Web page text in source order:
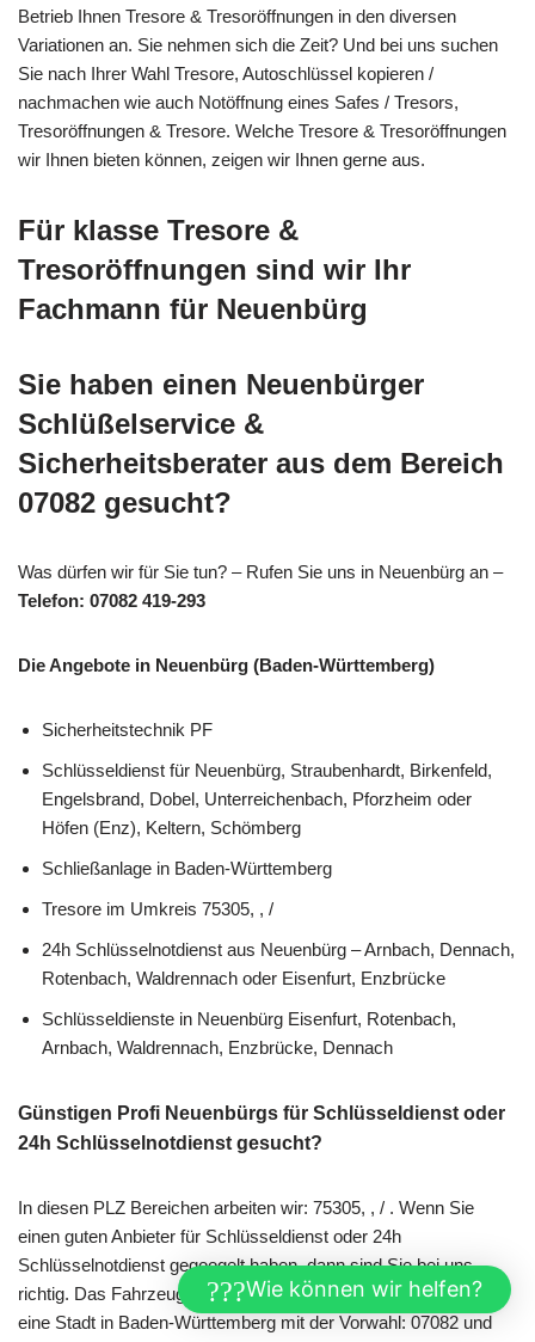
Betrieb Ihnen Tresore & Tresoröffnungen in den diversen
Variationen an. Sie nehmen sich die Zeit? Und bei uns suchen
Sie nach Ihrer Wahl Tresore, Autoschlüssel kopieren /
nachmachen wie auch Notöffnung eines Safes / Tresors,
Tresoröffnungen & Tresore. Welche Tresore & Tresoröffnungen
wir Ihnen bieten können, zeigen wir Ihnen gerne aus.
Für klasse Tresore &
Tresoröffnungen sind wir Ihr
Fachmann für Neuenbürg
Sie haben einen Neuenbürger
Schlüßelservice &
Sicherheitsberater aus dem Bereich
07082 gesucht?
Was dürfen wir für Sie tun? – Rufen Sie uns in Neuenbürg an –
Telefon: 07082 419-293
Die Angebote in Neuenbürg (Baden-Württemberg)
Sicherheitstechnik PF
Schlüsseldienst für Neuenbürg, Straubenhardt, Birkenfeld,
Engelsbrand, Dobel, Unterreichenbach, Pforzheim oder
Höfen (Enz), Keltern, Schömberg
Schließanlage in Baden-Württemberg
Tresore im Umkreis 75305, , /
24h Schlüsselnotdienst aus Neuenbürg – Arnbach, Dennach,
Rotenbach, Waldrennach oder Eisenfurt, Enzbrücke
Schlüsseldienste in Neuenbürg Eisenfurt, Rotenbach,
Arnbach, Waldrennach, Enzbrücke, Dennach
Günstigen Profi Neuenbürgs für Schlüsseldienst oder
24h Schlüsselnotdienst gesucht?
In diesen PLZ Bereichen arbeiten wir: 75305, , / . Wenn Sie
einen guten Anbieter für Schlüsseldienst oder 24h
Schlüsselnotdienst gegoogelt haben, dann sind Sie bei uns
richtig. Das Fahrzeuge Kennnzeichen ist: PF. Neuenbürg ist
eine Stadt in Baden-Württemberg mit der Vorwahl: 07082 und
Wie können wir helfen?